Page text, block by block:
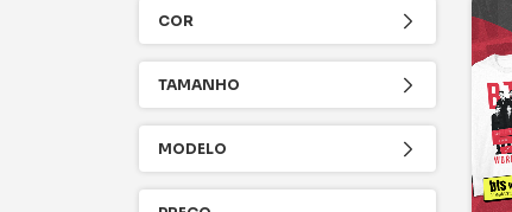
COR
TAMANHO
MODELO